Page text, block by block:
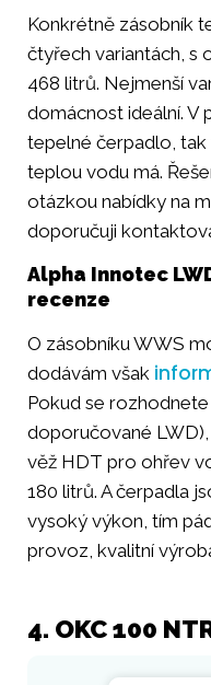
Konkrétně zásobník
čtyřech variantách, s
468 litrů. Nejmenší
domácnost ideální. V
tepelné čerpadlo, tak
teplou vodu má.
otázkou nabídky na
doporučuji
Alpha Innotec
recenze
O zásobníku WWS
dodávám však
Pokud se
doporučované
věž HDT pro ohřev
180 litrů. A čerpadla
vysoký výkon, tím
provoz, kvalitní
4. OKC 100